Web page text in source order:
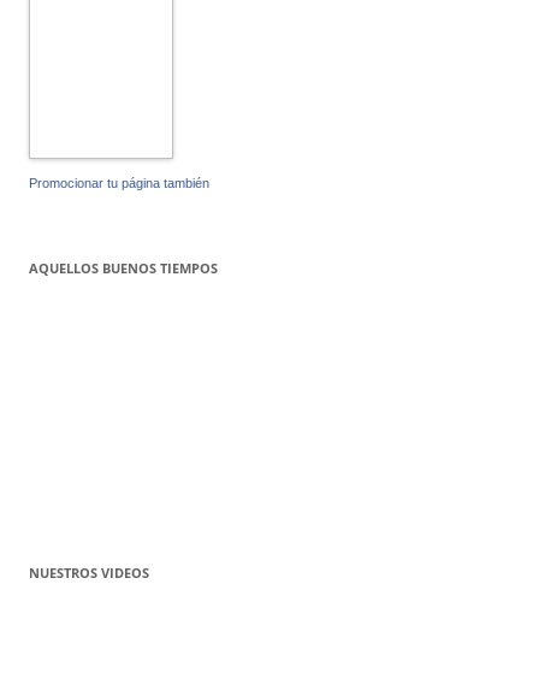
Promocionar tu página también
AQUELLOS BUENOS TIEMPOS
NUESTROS VIDEOS